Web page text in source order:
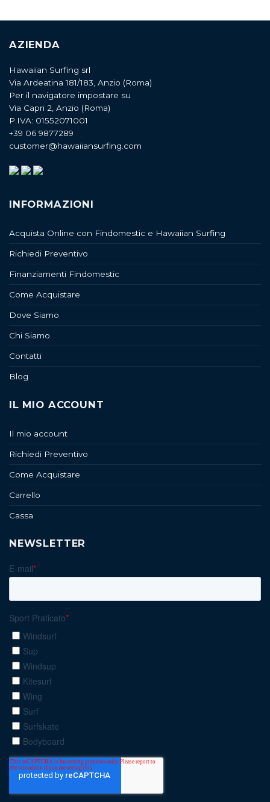
AZIENDA
Hawaiian Surfing srl
Via Ardeatina 181/183, Anzio (Roma)
Per il navigatore impostare su
Via Capri 2, Anzio (Roma)
P.IVA: 01552071001
+39 06 9877289
customer@hawaiiansurfing.com
INFORMAZIONI
Acquista Online con Findomestic e Hawaiian Surfing
Richiedi Preventivo
Finanziamenti Findomestic
Come Acquistare
Dove Siamo
Chi Siamo
Contatti
Blog
IL MIO ACCOUNT
Il mio account
Richiedi Preventivo
Come Acquistare
Carrello
Cassa
NEWSLETTER